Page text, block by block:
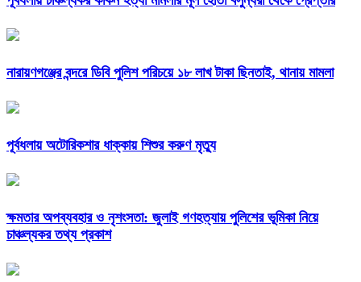
নারায়ণগঞ্জের বন্দরে ডিবি পুলিশ পরিচয়ে ১৮ লাখ টাকা ছিনতাই, থানায় মামলা
পূর্বধলায় অটোরিকশার ধাক্কায় শিশুর করুণ মৃত্যু
ক্ষমতার অপব্যবহার ও নৃশংসতা: জুলাই গণহত্যায় পুলিশের ভূমিকা নিয়ে
চাঞ্চল্যকর তথ্য প্রকাশ